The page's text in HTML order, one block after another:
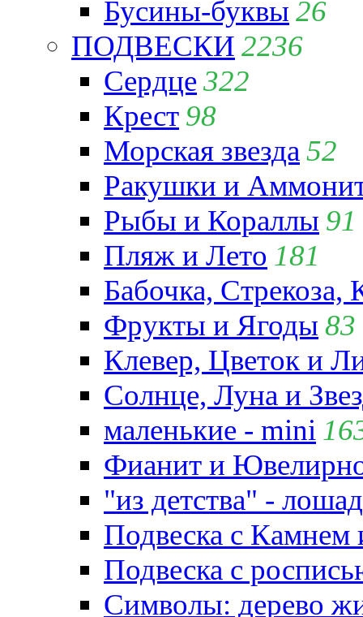
Бусины-буквы 26
ПОДВЕСКИ 2236
Сердце322
Крест 98
Морская звезда 52
Ракушки и
Рыбы и Кораллы 91
Пляж и Лето 181
Бабочка,
Фрукты и Ягоды 83
Клевер, Цветок и
Солнце, Луна и
маленькие - mini
Фианит и
"из детства" -
Подвеска с
Подвеска с
Символы: дерево